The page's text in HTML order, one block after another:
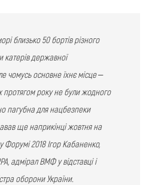
близько 50 бортів різного
державної
чомусь основне їхнє місце –
протягом року не були жодного
пагубна для нацбезпеки
ще наприкінці жовтня на
Форумі 2018 Ігор Кабаненко,
адмірал ВМФ у відставці і
оборони України.